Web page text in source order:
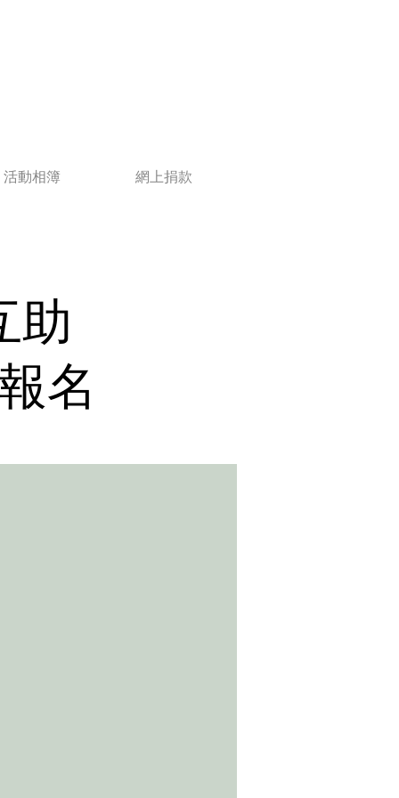
活動相簿 網上捐款
助
名